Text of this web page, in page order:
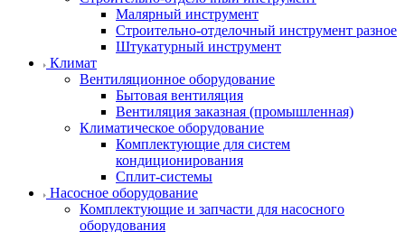
Малярный инструмент
Строительно-отделочный инструмент разное
Штукатурный инструмент
Климат
Вентиляционное оборудование
Бытовая вентиляция
Вентиляция заказная (промышленная)
Климатическое оборудование
Комплектующие для систем
кондиционирования
Сплит-системы
Насосное оборудование
Комплектующие и запчасти для насосного
оборудования